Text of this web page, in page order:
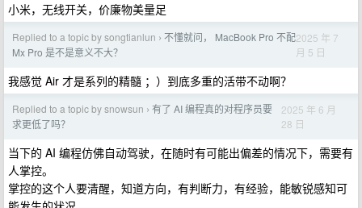
小米，无线开关，价廉物美量足
Replied to a topic by songtianlun › 不懂就问， MacBook Pro 不配
Mx Pro 是不是意义不大？
2025 年 7
月 5 日
我感觉 Air 才是系列的精髓 ；）到底多重的活带不动啊？
Replied to a topic by snowsun › 有了 AI 编程真的对程序员要
求更低了吗？
2025 年 6 月
28 日
当下的 AI 编程仿佛自动驾驶，在随时有可能出偏差的情况下，需要有
人掌控。
掌控的这个人要清醒，知道方向，有判断力，有经验，能敏锐感知可